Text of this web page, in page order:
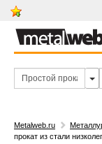
Metalweb.ru
прокат из стали